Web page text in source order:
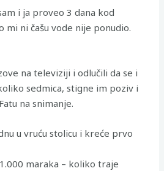
i ja proveo 3 dana kod
mi ni čašu vode nije ponudio.
na televiziji i odlučili da se i
sedmica, stigne im poziv i
na snimanje.
u vruću stolicu i kreće prvo
maraka – koliko traje